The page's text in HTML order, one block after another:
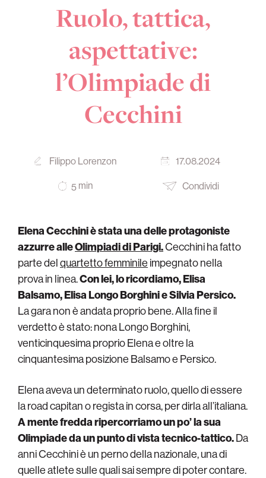
Ruolo, tattica,
aspettative:
l’Olimpiade di
Cecchini
Filippo Lorenzon 17.08.2024
5 min Condividi
Elena Cecchini è stata una delle protagoniste
azzurre alleOlimpiadi di Parigi.Cecchini ha fatto
parte delquartetto femminile impegnato nella
prova in linea.Con lei, lo ricordiamo, Elisa
Balsamo, Elisa Longo Borghini e Silvia Persico.
La gara non è andata proprio bene. Alla fine il
verdetto è stato: nona Longo Borghini,
venticinquesima proprio Elena e oltre la
cinquantesima posizione Balsamo e Persico.
Elena aveva un determinato ruolo, quello di essere
la road capitan o regista in corsa, per dirla all’italiana.
A mente fredda ripercorriamo un po’ la sua
Olimpiade da un punto di vista tecnico-tattico.Da
anni Cecchini è un perno della nazionale, una di
quelle atlete sulle quali sai sempre di poter contare.